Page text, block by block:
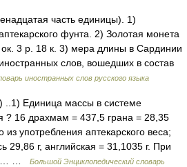
часть единицы). 1)
фунта. 2) Золотая монета
3 р. 18 к. 3) мера длины в Сардинии
слов, вошедших в состав
иностранных слов русского языка
..1) Единица массы в системе
? 16 драхмам = 437,5 грана = 28,35
употребления аптекарского веса;
29,86 г, английская = 31,1035 г. При
…
Большой Энциклопедический словарь